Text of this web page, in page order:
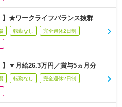
】★ワークライフバランス抜群
転勤なし 完全週休2日制
】▼月給26.3万円／賞与5ヵ月分
転勤なし 完全週休2日制